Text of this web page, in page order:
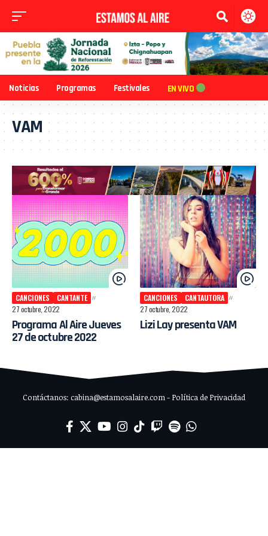
Noticias Programas Festivales EN VIVO
VAM
CANCIONES
CANTANTE
27 octubre, 2022
Programa Al Aire Jueves
27 de octubre 2022
CANCIONES
CANTAUTORA
27 octubre, 2022
Lizi Lay presenta VAM
Contáctanos: cabina@estamosalaire.com - Política de Privacidad